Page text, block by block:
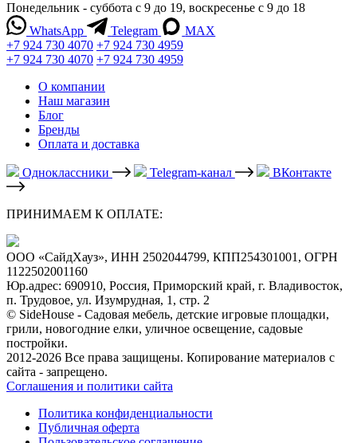
Понедельник - суббота с 9 до 19, воскресенье с 9 до 18
WhatsApp
Telegram
MAX
+7 924 730 4070 +7 924 730 4959
+7 924 730 4070 +7 924 730 4959
О компании
Наш магазин
Блог
Бренды
Оплата и доставка
Одноклассники Telegram-канал ВКонтакте
ПРИНИМАЕМ К ОПЛАТЕ:
ООО «СайдХауз», ИНН 2502044799, КПП254301001, ОГРН
1122502001160
Юр.адрес: 690910, Россия, Приморский край, г. Владивосток,
п. Трудовое, ул. Изумрудная, 1, стр. 2
© SideHouse - Садовая мебель, детские игровые площадки,
грили, новогодние елки, уличное освещение, садовые
постройки.
2012-2026 Все права защищены. Копирование материалов с
сайта - запрещено.
Соглашения и политики сайта
Политика конфиденциальности
Публичная оферта